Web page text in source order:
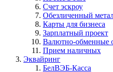
Счет эскроу
Обезличенный
Карты для бизнеса
Зарплатный проект
Валютно-обменные
Прием наличных
Эквайринг
БелВЭБ-Касса